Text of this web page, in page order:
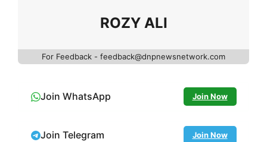
ROZY ALI
For Feedback - feedback@dnpnewsnetwork.com
Join WhatsApp Join Now
Join Telegram Join Now